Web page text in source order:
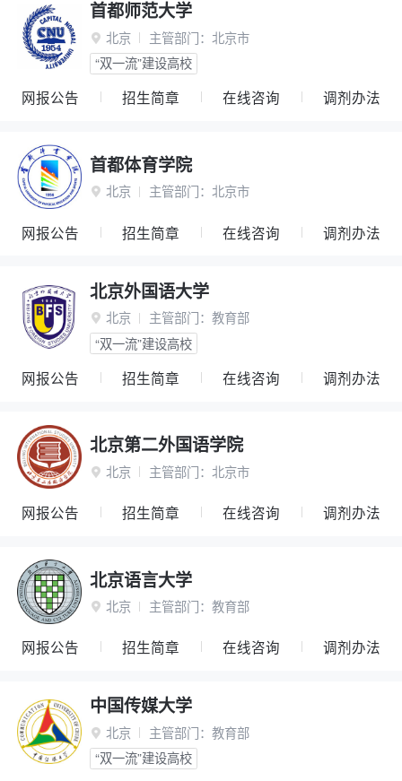
首都师范大学
 北京 主管部门： 北京市
“双一流”建设高校
网报公告 招生简章 在线咨询 调剂办法
首都体育学院
 北京 主管部门： 北京市
网报公告 招生简章 在线咨询 调剂办法
北京外国语大学
 北京 主管部门： 教育部
“双一流”建设高校
网报公告 招生简章 在线咨询 调剂办法
北京第二外国语学院
 北京 主管部门： 北京市
网报公告 招生简章 在线咨询 调剂办法
北京语言大学
 北京 主管部门： 教育部
网报公告 招生简章 在线咨询 调剂办法
中国传媒大学
 北京 主管部门： 教育部
“双一流”建设高校